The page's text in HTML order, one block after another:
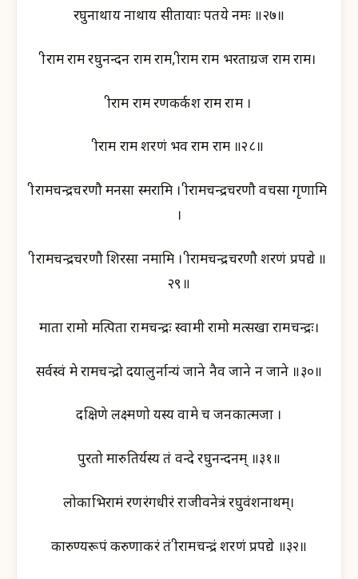
रघुनाथाय नाथाय सीतायाः पतये नमः ॥२७॥
श्रीराम राम रघुनन्दन राम राम,श्रीराम राम भरताग्रज राम राम।
श्रीराम राम रणकर्कश राम राम ।
श्रीराम राम शरणं भव राम राम ॥२८॥
श्रीरामचन्द्रचरणौ मनसा स्मरामि । श्रीरामचन्द्रचरणौ वचसा गृणामि
।
श्रीरामचन्द्रचरणौ शिरसा नमामि । श्रीरामचन्द्रचरणौ शरणं प्रपद्ये ॥
२९॥
माता रामो मत्पिता रामचन्द्रः स्वामी रामो मत्सखा रामचन्द्रः।
सर्वस्वं मे रामचन्द्रो दयालुर्नान्यं जाने नैव जाने न जाने ॥३०॥
दक्षिणे लक्ष्मणो यस्य वामे च जनकात्मजा ।
पुरतो मारुतिर्यस्य तं वन्दे रघुनन्दनम् ॥३१॥
लोकाभिरामं रणरंगधीरं राजीवनेत्रं रघुवंशनाथम्।
कारुण्यरूपं करुणाकरं तं श्रीरामचन्द्रं शरणं प्रपद्ये ॥३२॥